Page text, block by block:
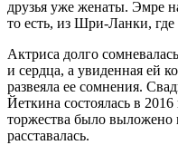
друзья уже женаты. Эмре
то есть, из Шри-Ланки,
Актриса долго
и сердца, а увиденная ей
развеяла ее сомнения.
Йеткина состоялась в
торжества было выложено
расставалась.